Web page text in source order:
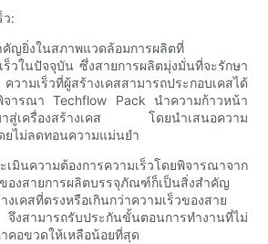
:
ญยิ่งในสภาพแวดล้อมการผลิตที่
ร็วในปัจจุบัน ซึ่งสายการผลิตมุ่งมั่นที่จะรักษา
ามเร็วที่ผู้สร้างเคสสามารถประกอบเคสได้
จารณา Techflow Pack นำความก้าวหน้า
มาสู่เครื่องสร้างเคส โดยนำเสนอความ
ยไม่ลดทอนความแม่นยำ
ความต้องการความเร็วโดยพิจารณาจาก
องสายการผลิตบรรจุภัณฑ์ก็เป็นสิ่งสำคัญ
งเคสที่ตรงหรือเกินกว่าความเร็วของสาย
งสามารถรับประกันขั้นตอนการทำงานที่ไม่
คอขวดให้เหลือน้อยที่สุด